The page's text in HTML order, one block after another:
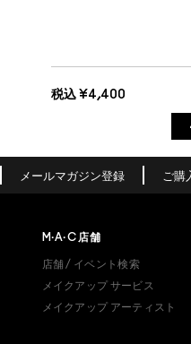
税込 ¥4,400
ハッシュ
パール
ルーナ
メールマガジン登録 ご購
M·A·C 店舗
店舗 / イベント検索
メイクアップ サービス
メイクアップ アーティスト